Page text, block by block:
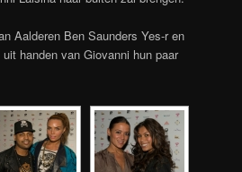
Aalderen Ben Saunders Yes-r en
handen van Giovanni hun paar